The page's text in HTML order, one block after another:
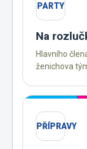
PARTY
Na
Hlavního
ženichova
PŘÍPRAVY